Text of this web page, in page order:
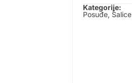
Kategorije:
Posuđe, Šalice